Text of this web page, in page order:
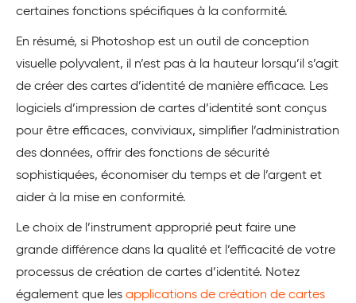
certaines fonctions spécifiques à la conformité.
En résumé, si Photoshop est un outil de conception
visuelle polyvalent, il n’est pas à la hauteur lorsqu’il s’agit
de créer des cartes d’identité de manière efficace. Les
logiciels d’impression de cartes d’identité sont conçus
pour être efficaces, conviviaux, simplifier l’administration
des données, offrir des fonctions de sécurité
sophistiquées, économiser du temps et de l’argent et
aider à la mise en conformité.
Le choix de l’instrument approprié peut faire une
grande différence dans la qualité et l’efficacité de votre
processus de création de cartes d’identité. Notez
également que les applications de création de cartes